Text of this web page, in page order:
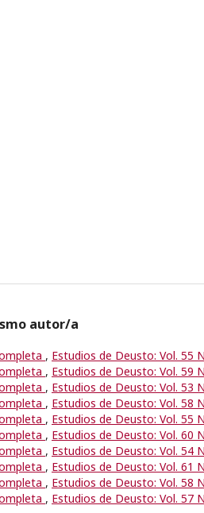
autor/a
, Estudios de Deusto: Vol. 55
, Estudios de Deusto: Vol. 59
, Estudios de Deusto: Vol. 53
, Estudios de Deusto: Vol. 58
, Estudios de Deusto: Vol. 55
, Estudios de Deusto: Vol. 60
, Estudios de Deusto: Vol. 54
, Estudios de Deusto: Vol. 61
, Estudios de Deusto: Vol. 58
, Estudios de Deusto: Vol. 57